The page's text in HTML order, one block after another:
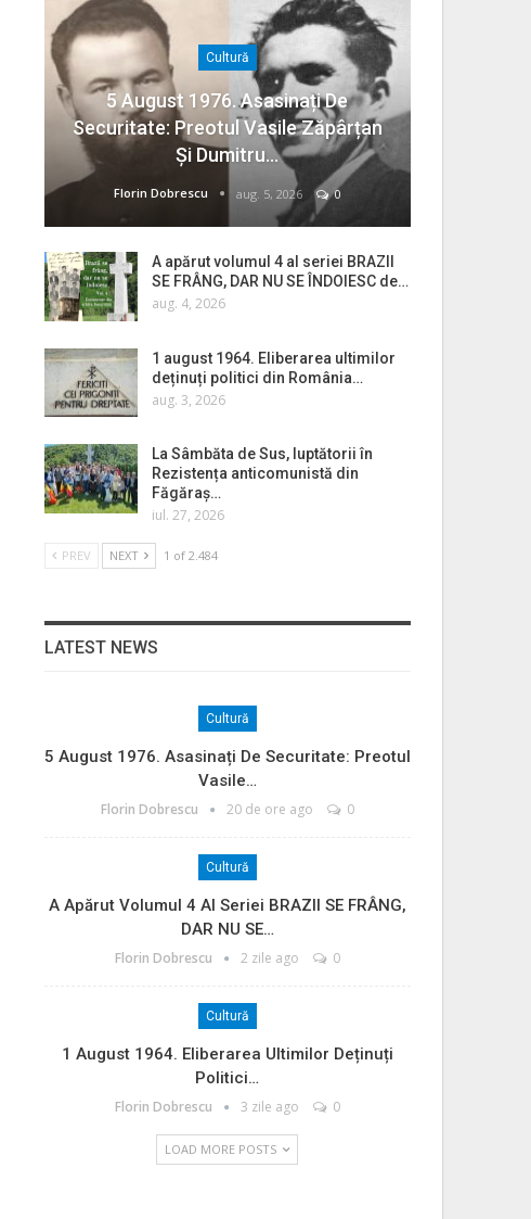
Cultură
5 August 1976. Asasinați De
Securitate: Preotul Vasile Zăpârțan
Și Dumitru…
Florin Dobrescu aug. 5, 2026 0
A apărut volumul 4 al seriei BRAZII
SE FRÂNG, DAR NU SE ÎNDOIESC de…
aug. 4, 2026
1 august 1964. Eliberarea ultimilor
deținuți politici din România…
aug. 3, 2026
La Sâmbăta de Sus, luptătorii în
Rezistența anticomunistă din
Făgăraș…
iul. 27, 2026
PREV NEXT 1 of 2.484
LATEST NEWS
Cultură
5 August 1976. Asasinați De Securitate: Preotul
Vasile…
Florin Dobrescu 20 de ore ago 0
Cultură
A Apărut Volumul 4 Al Seriei BRAZII SE FRÂNG,
DAR NU SE…
Florin Dobrescu 2 zile ago 0
Cultură
1 August 1964. Eliberarea Ultimilor Deținuți
Politici…
Florin Dobrescu 3 zile ago 0
LOAD MORE POSTS